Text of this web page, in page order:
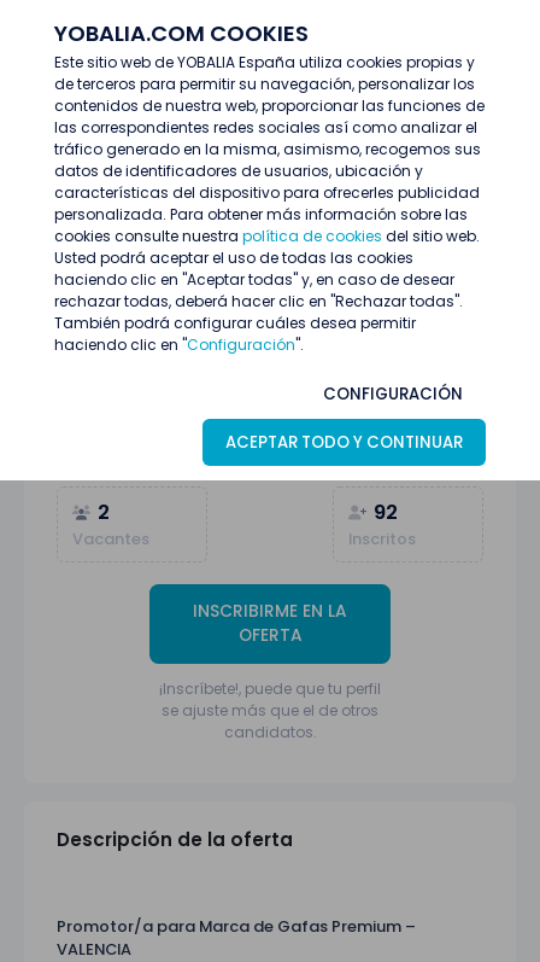
YOBALIA.COM COOKIES
Este sitio web de YOBALIA España utiliza cookies propias y
de terceros para permitir su navegación, personalizar los
contenidos de nuestra web, proporcionar las funciones de
las correspondientes redes sociales así como analizar el
tráfico generado en la misma, asimismo, recogemos sus
datos de identificadores de usuarios, ubicación y
características del dispositivo para ofrecerles publicidad
personalizada. Para obtener más información sobre las
cookies consulte nuestra política de cookies del sitio web.
Usted podrá aceptar el uso de todas las cookies
haciendo clic en "Aceptar todas" y, en caso de desear
rechazar todas, deberá hacer clic en "Rechazar todas".
También podrá configurar cuáles desea permitir
haciendo clic en "Configuración".
CONFIGURACIÓN
ACEPTAR TODO Y CONTINUAR
Últimas ofertas
AZAFATO/A CON INGLES RECONOCIDA GAFAS- VALENCIA
AZAFATO/A CON INGLES RECONOCIDA
GAFAS- VALENCIA
Julio Azafatas/os
2
Vacantes
92
Inscritos
INSCRIBIRME EN LA
OFERTA
¡Inscríbete!, puede que tu perfil
se ajuste más que el de otros
candidatos.
Descripción de la oferta
Promotor/a para Marca de Gafas Premium –
VALENCIA